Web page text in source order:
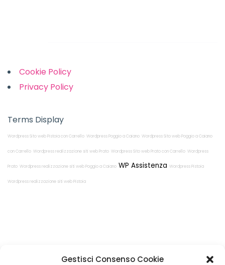
Gestisci Consenso Cookie
Cookie Policy
Privacy Policy
Terms Display
Wordpress Sito web Pistoia con Carrello Wordpress Poggio a Caiano Wordpress Sito web Poggio a Caiano
con Carrello Wordpress realizzazione siti web Prato Wordpress Sito web Prato con Carrello Wordpress
Prato Wordpress realizzazione siti web Poggio a Caiano WP Assistenza Wordpress Pistoia
Wordpress realizzazione siti web Pistoia
Restiamo in